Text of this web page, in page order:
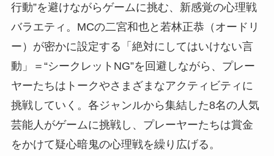
行動”を避けながらゲームに挑む、新感覚の心理戦
バラエティ。MCの二宮和也と若林正恭（オードリ
ー）が密かに設定する「絶対にしてはいけない言
動」＝“シークレットNG”を回避しながら、プレー
ヤーたちはトークやさまざまなアクティビティに
挑戦していく。各ジャンルから集結した8名の人気
芸能人がゲームに挑戦し、プレーヤーたちは賞金
をかけて疑心暗鬼の心理戦を繰り広げる。